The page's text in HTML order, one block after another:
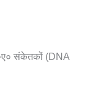
संकेतकों (DNA